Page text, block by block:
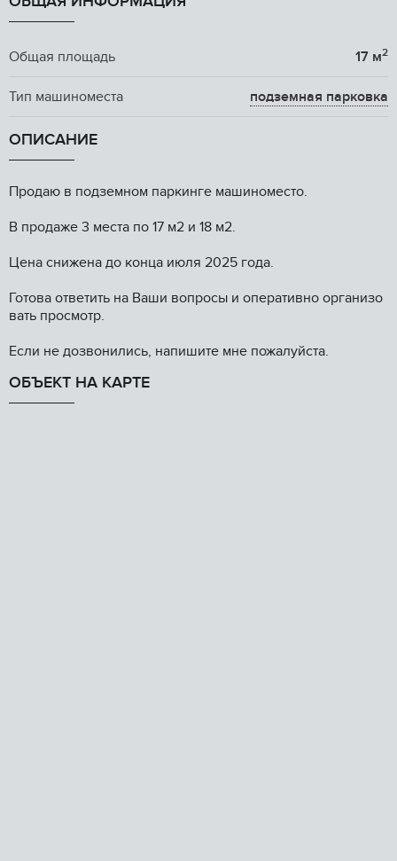
Общая площадь 17 м2
Тип машиноместа подземная парковка
ОПИСАНИЕ
Продаю в подземном паркинге машиноместо.
В продаже 3 места по 17 м2 и 18 м2.
Цена снижена до конца июля 2025 года.
Готова ответить на Ваши вопросы и оперативно организо
вать просмотр.
Если не дозвонились, напишите мне пожалуйста.
ОБЪЕКТ НА КАРТЕ